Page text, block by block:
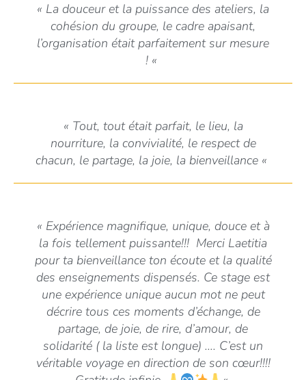
« La douceur et la puissance des ateliers, la
cohésion du groupe, le cadre apaisant,
l’organisation était parfaitement sur mesure
! «
« Tout, tout était parfait, le lieu, la
nourriture, la convivialité, le respect de
chacun, le partage, la joie, la bienveillance «
« Expérience magnifique, unique, douce et à
la fois tellement puissante!!! Merci Laetitia
pour ta bienveillance ton écoute et la qualité
des enseignements dispensés. Ce stage est
une expérience unique aucun mot ne peut
décrire tous ces moments d’échange, de
partage, de joie, de rire, d’amour, de
solidarité ( la liste est longue) …. C’est un
véritable voyage en direction de son cœur!!!!